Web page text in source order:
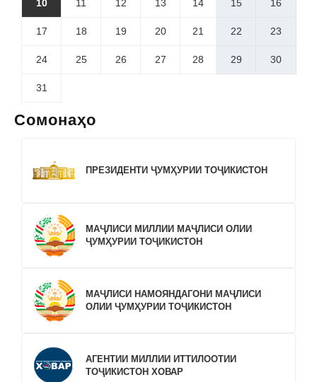
10 11 12 13 14 15 16
17 18 19 20 21 22 23
24 25 26 27 28 29 30
31
Сомонаҳо
ПРЕЗИДЕНТИ ҶУМҲУРИИ ТОҶИКИСТОН
МАҶЛИСИ МИЛЛИИ МАҶЛИСИ ОЛИИ
ҶУМҲУРИИ ТОҶИКИСТОН
МАҶЛИСИ НАМОЯНДАГОНИ МАҶЛИСИ
ОЛИИ ҶУМҲУРИИ ТОҶИКИСТОН
АГЕНТИИ МИЛЛИИ ИТТИЛООТИИ
ТОҶИКИСТОН ХОВАР